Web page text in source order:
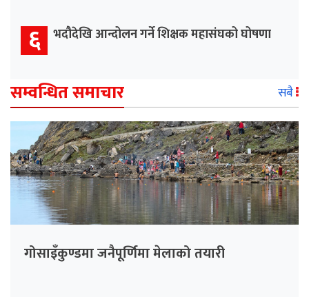
६ भदौदेखि आन्दोलन गर्ने शिक्षक महासंघको घोषणा
सम्वन्धित समाचार सबै
गोसाइँकुण्डमा जनैपूर्णिमा मेलाको तयारी